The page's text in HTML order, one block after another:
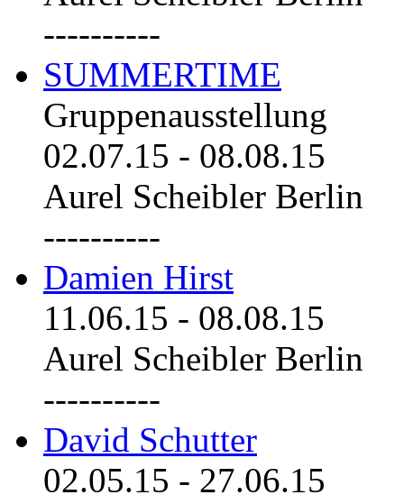
----------
SUMMERTIME
Gruppenausstellung
02.07.15 - 08.08.15
Aurel Scheibler Berlin
----------
Damien Hirst
11.06.15 - 08.08.15
Aurel Scheibler Berlin
----------
David Schutter
02.05.15 - 27.06.15